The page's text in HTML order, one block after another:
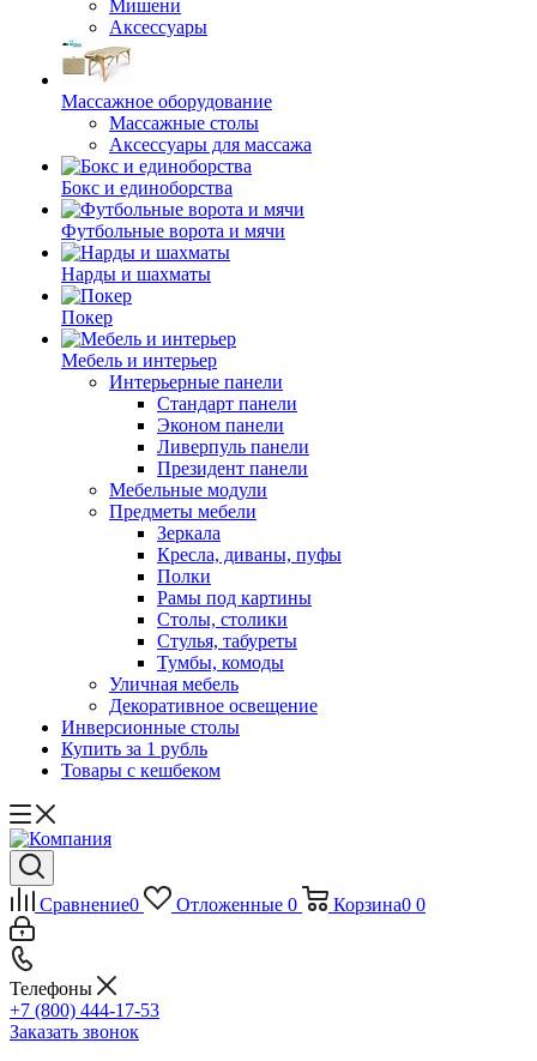
Мишени
Аксессуары
Массажное оборудование
Массажные столы
Аксессуары для массажа
Бокс и единоборства
Футбольные ворота и мячи
Нарды и шахматы
Покер
Мебель и интерьер
Интерьерные панели
Стандарт панели
Эконом панели
Ливерпуль панели
Президент панели
Мебельные модули
Предметы мебели
Зеркала
Кресла, диваны, пуфы
Полки
Рамы под картины
Столы, столики
Стулья, табуреты
Тумбы, комоды
Уличная мебель
Декоративное освещение
Инверсионные столы
Купить за 1 рубль
Товары с кешбеком
Сравнение0 Отложенные 0 Корзина0 0
Телефоны
+7 (800) 444-17-53
Заказать звонок